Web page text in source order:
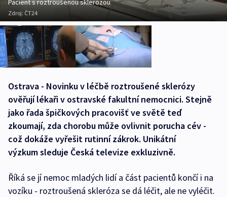
Zdroj: ČT24
Ostrava - Novinku v léčbě roztroušené sklerózy
ověřují lékaři v ostravské fakultní nemocnici. Stejně
jako řada špičkových pracovišť ve světě teď
zkoumají, zda chorobu může ovlivnit porucha cév -
což dokáže vyřešit rutinní zákrok. Unikátní
výzkum sleduje Česká televize exkluzivně.
Říká se jí nemoc mladých lidí a část pacientů končí i na
vozíku - roztroušená skleróza se dá léčit, ale ne vyléčit.